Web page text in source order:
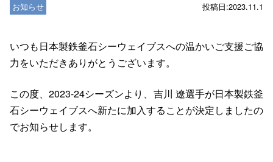
お知らせ 投稿日:2023.11.1
いつも日本製鉄釜石シーウェイブスへの温かいご支援ご協
力をいただきありがとうございます。
この度、2023-24シーズンより、吉川 遼選手が日本製鉄釜
石シーウェイブスへ新たに加入することが決定しましたの
でお知らせします。